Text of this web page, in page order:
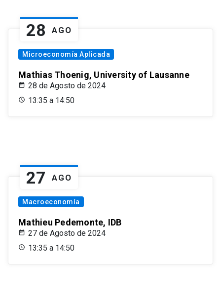
28 AGO
Microeconomía Aplicada
Mathias Thoenig, University of Lausanne
28 de Agosto de 2024
13:35 a 14:50
27 AGO
Macroeconomía
Mathieu Pedemonte, IDB
27 de Agosto de 2024
13:35 a 14:50